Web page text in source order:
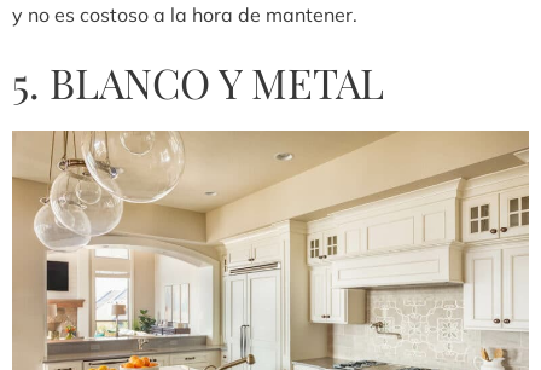
y no es costoso a la hora de mantener.
5. BLANCO Y METAL